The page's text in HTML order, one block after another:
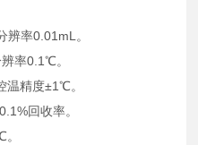
率0.01mL。
率0.1℃。
温精度±1℃。
回收率。